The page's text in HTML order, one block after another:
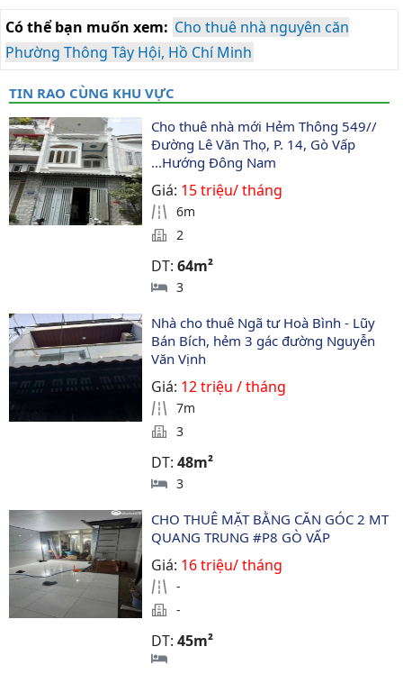
Có thể bạn muốn xem: Cho thuê nhà nguyên căn
Phường Thông Tây Hội, Hồ Chí Minh
TIN RAO CÙNG KHU VỰC
Cho thuê nhà mới Hẻm Thông 549//
Đường Lê Văn Thọ, P. 14, Gò Vấp
...Hướng Đông Nam
Giá: 15 triệu/ tháng
6m
2
DT:64m²
3
Nhà cho thuê Ngã tư Hoà Bình - Lũy
Bán Bích, hẻm 3 gác đường Nguyễn
Văn Vịnh
Giá: 12 triệu / tháng
7m
3
DT:48m²
3
CHO THUÊ MẶT BẰNG CĂN GÓC 2 MT
QUANG TRUNG #P8 GÒ VẤP
Giá: 16 triệu/ tháng
-
-
DT:45m²